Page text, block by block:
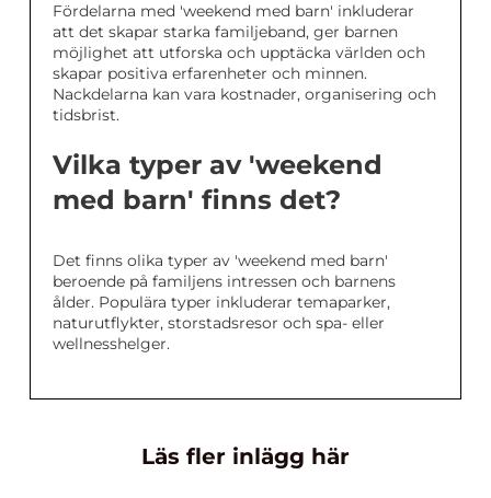
Fördelarna med 'weekend med barn' inkluderar
att det skapar starka familjeband, ger barnen
möjlighet att utforska och upptäcka världen och
skapar positiva erfarenheter och minnen.
Nackdelarna kan vara kostnader, organisering och
tidsbrist.
Vilka typer av 'weekend
med barn' finns det?
Det finns olika typer av 'weekend med barn'
beroende på familjens intressen och barnens
ålder. Populära typer inkluderar temaparker,
naturutflykter, storstadsresor och spa- eller
wellnesshelger.
Läs fler inlägg här